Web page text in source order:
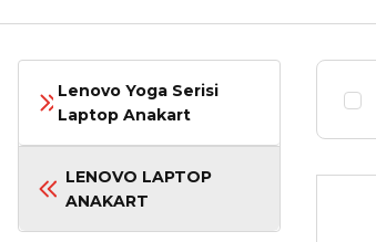
Lenovo Yoga Serisi
Laptop Anakart
LENOVO LAPTOP
ANAKART